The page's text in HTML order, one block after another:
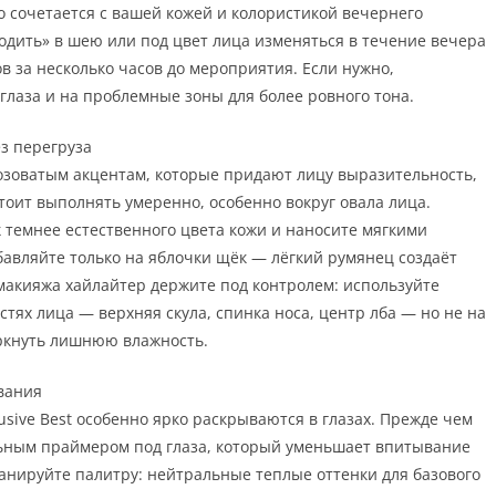
с вашей кожей и колористикой вечернего
в шею или под цвет лица изменяться в течение вечера
несколько часов до мероприятия. Если нужно,
и на проблемные зоны для более ровного тона.
перегруза
акцентам, которые придают лицу выразительность,
выполнять умеренно, особенно вокруг овала лица.
естественного цвета кожи и наносите мягкими
только на яблочки щёк — лёгкий румянец создаёт
хайлайтер держите под контролем: используйте
лица — верхняя скула, спинка носа, центр лба — но не на
лишнюю влажность.
Best особенно ярко раскрываются в глазах. Прежде чем
праймером под глаза, который уменьшает впитывание
палитру: нейтральные теплые оттенки для базового